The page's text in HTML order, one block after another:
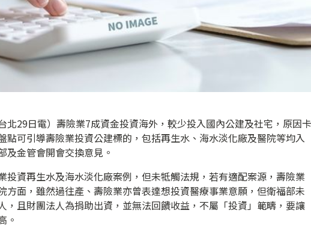
北29日電）壽險業7成資金投資海外，較少投入國內公建及社宅，原因卡
點可引導壽險業投資公建標的，包括再生水、海水淡化廠及醫院等均入
及金管會開會交換意見。
投資再生水及海水淡化廠案例，但未牴觸法規，若有適配案源，壽險業
方面，雖然過往產、壽險業亦曾表達想投資醫療事業意願，但衛福部未
，且財團法人為捐助出資，並無法回饋收益，不屬「投資」範疇，要讓
。